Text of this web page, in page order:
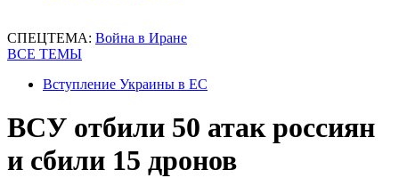
СПЕЦТЕМА: Война в Иране
ВСЕ ТЕМЫ
Вступление Украины в ЕС
ВСУ отбили 50 атак россиян
и сбили 15 дронов